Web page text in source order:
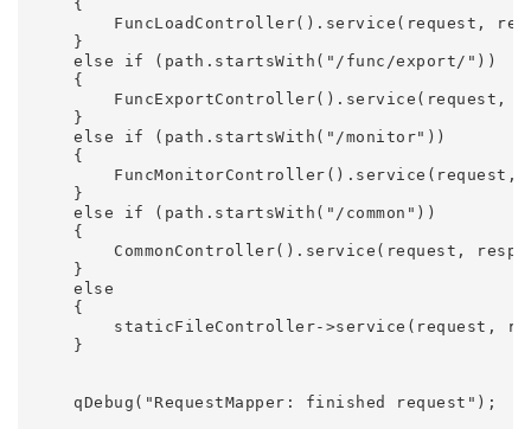
    {
FuncLoadController().service(request,
    }
    else if (path.startsWith("/func/export/"))
    {
FuncExportController().service(request,
    }
    else if (path.startsWith("/monitor"))
    {
FuncMonitorController().service(request,
    }
    else if (path.startsWith("/common"))
    {
CommonController().service(request,
    }
    else
    {
staticFileController->service(request,
    }
    qDebug("RequestMapper: finished request");